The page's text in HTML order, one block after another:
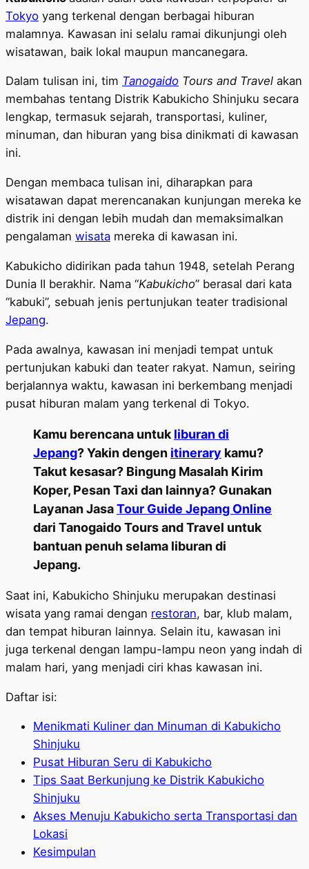
Tokyo yang terkenal dengan berbagai hiburan
malamnya. Kawasan ini selalu ramai dikunjungi oleh
wisatawan, baik lokal maupun mancanegara.
Dalam tulisan ini, tim Tanogaido Tours and Travel akan
membahas tentang Distrik Kabukicho Shinjuku secara
lengkap, termasuk sejarah, transportasi, kuliner,
minuman, dan hiburan yang bisa dinikmati di kawasan
ini.
Dengan membaca tulisan ini, diharapkan para
wisatawan dapat merencanakan kunjungan mereka ke
distrik ini dengan lebih mudah dan memaksimalkan
pengalaman wisata mereka di kawasan ini.
Kabukicho didirikan pada tahun 1948, setelah Perang
Dunia II berakhir. Nama “Kabukicho” berasal dari kata
“kabuki”, sebuah jenis pertunjukan teater tradisional
Jepang.
Pada awalnya, kawasan ini menjadi tempat untuk
pertunjukan kabuki dan teater rakyat. Namun, seiring
berjalannya waktu, kawasan ini berkembang menjadi
pusat hiburan malam yang terkenal di Tokyo.
Kamu berencana untuk liburan di
Jepang? Yakin dengen itinerary kamu?
Takut kesasar? Bingung Masalah Kirim
Koper, Pesan Taxi dan lainnya? Gunakan
Layanan JasaTour Guide Jepang Online
dari Tanogaido Tours and Travel untuk
bantuan penuh selama liburan di
Jepang.
Saat ini, Kabukicho Shinjuku merupakan destinasi
wisata yang ramai dengan restoran, bar, klub malam,
dan tempat hiburan lainnya. Selain itu, kawasan ini
juga terkenal dengan lampu-lampu neon yang indah di
malam hari, yang menjadi ciri khas kawasan ini.
Daftar isi:
Menikmati Kuliner dan Minuman di Kabukicho
Shinjuku
Pusat Hiburan Seru di Kabukicho
Tips Saat Berkunjung ke Distrik Kabukicho
Shinjuku
Akses Menuju Kabukicho serta Transportasi dan
Lokasi
Kesimpulan